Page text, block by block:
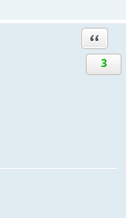
3